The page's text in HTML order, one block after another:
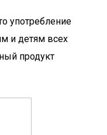
употребление
и детям всех
продукт